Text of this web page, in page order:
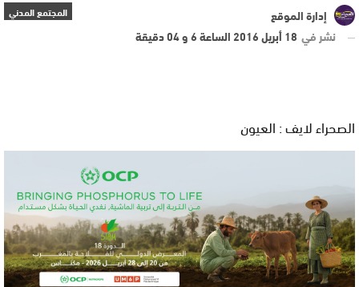
المجتمع المدني
إدارة الموقع
نشر في 18 أبريل 2016 الساعة 6 و 04 دقيقة
الصحراء لايف : العيون